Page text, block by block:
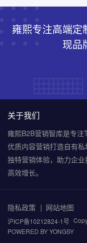
雍熙专注高端定
现品
关于我们
雍熙B2B营销智库是专注
优质内容营销打造自有
独特营销体验，助力企
高效增长。
沪ICP备10212824-1号
POWERED BY YONGSY
隐私政策 网站地图